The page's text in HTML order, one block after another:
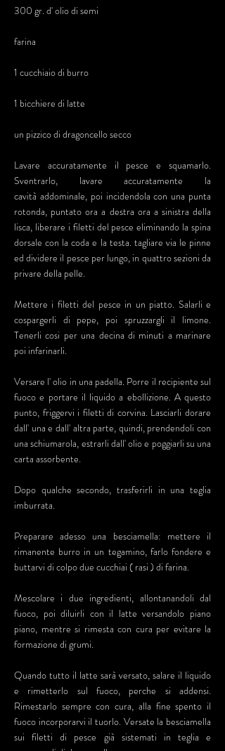
300 gr. d' olio di semi
farina
1 cucchiaio di burro
1 bicchiere di latte
un pizzico di dragoncello secco
Lavare accuratamente il pesce e squamarlo.
Sventrarlo, lavare accuratamente la
cavità addominale, poi incidendola con una punta
rotonda, puntato ora a destra ora a sinistra della
lisca, liberare i filetti del pesce eliminando la spina
dorsale con la coda e la testa. tagliare via le pinne
ed dividere il pesce per lungo, in quattro sezioni da
privare della pelle.
Mettere i filetti del pesce in un piatto. Salarli e
cospargerli di pepe, poi spruzzargli il limone.
Tenerli cosi per una decina di minuti a marinare
poi infarinarli.
Versare l' olio in una padella. Porre il recipiente sul
fuoco e portare il liquido a ebollizione. A questo
punto, friggervi i filetti di corvina. Lasciarli dorare
dall' una e dall' altra parte, quindi, prendendoli con
una schiumarola, estrarli dall' olio e poggiarli su una
carta assorbente.
Dopo qualche secondo, trasferirli in una teglia
imburrata.
Preparare adesso una besciamella: mettere il
rimanente burro in un tegamino, farlo fondere e
buttarvi di colpo due cucchiai ( rasi ) di farina.
Mescolare i due ingredienti, allontanandoli dal
fuoco, poi diluirli con il latte versandolo piano
piano, mentre si rimesta con cura per evitare la
formazione di grumi.
Quando tutto il latte sarà versato, salare il liquido
e rimetterlo sul fuoco, perche si addensi.
Rimestarlo sempre con cura, alla fine spento il
fuoco incorporarvi il tuorlo. Versate la besciamella
sui filetti di pesce già sistemati in teglia e